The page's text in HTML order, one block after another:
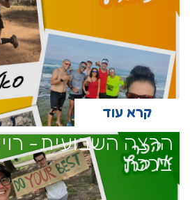
קרא עוד
הרצה השבועית-
ברכה